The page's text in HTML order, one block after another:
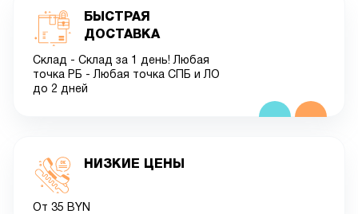
БЫСТРАЯ
ДОСТАВКА
Склад - Склад за 1 день! Любая
точка РБ - Любая точка СПБ и ЛО
до 2 дней
НИЗКИЕ ЦЕНЫ
От 35 BYN